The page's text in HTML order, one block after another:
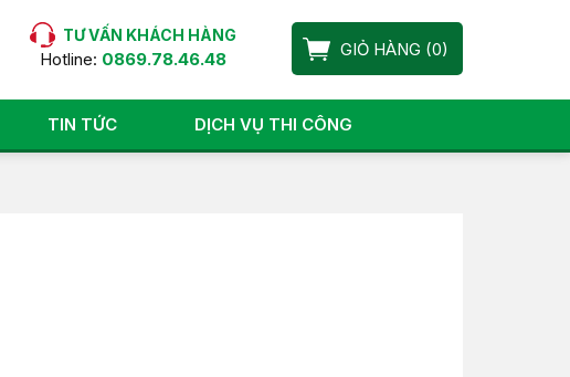
GIỎ HÀNG (0)
TƯ VẤN KHÁCH HÀNG
Hotline: 0869.78.46.48
TIN TỨC DỊCH VỤ THI CÔNG